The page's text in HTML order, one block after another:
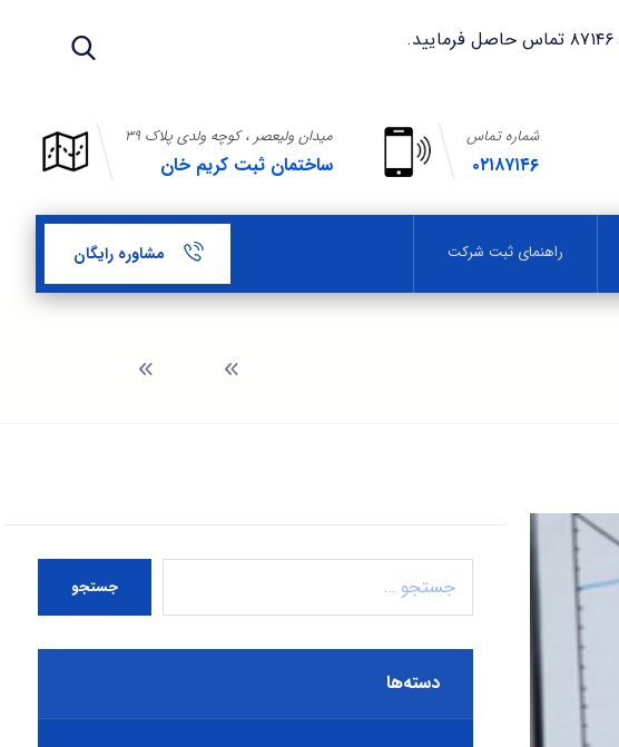
میدان ولیعصر ، کوچه ولدی پلاک ۳۹
ساختمان ثبت کریم خان
شماره تماس
۰۲۱۸۷۱۴۶
راهنمای ثبت شرکت مشاوره رایگان
جستجو
دسته‌ها